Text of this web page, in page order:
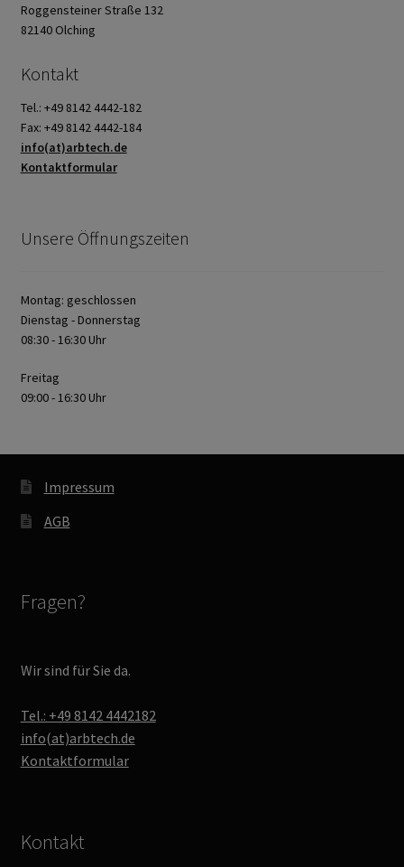
Roggensteiner Straße 132
82140 Olching
Kontakt
Tel.: +49 8142 4442-182
Fax: +49 8142 4442-184
info(at)arbtech.de
Kontaktformular
Unsere Öffnungszeiten
Montag: geschlossen
Dienstag - Donnerstag
08:30 - 16:30 Uhr
Freitag
09:00 - 16:30 Uhr
Impressum
AGB
Fragen?
Wir sind für Sie da.
Tel.: +49 8142 4442182
info(at)arbtech.de
Kontaktformular
Kontakt